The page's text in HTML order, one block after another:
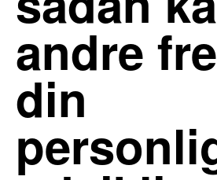
andre
din